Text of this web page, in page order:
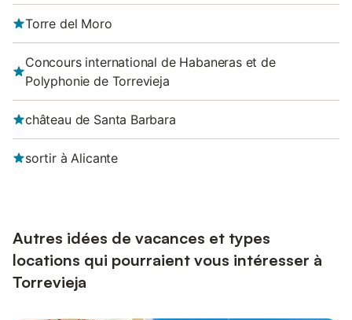
Torre del Moro
Concours international de Habaneras et de
Polyphonie de Torrevieja
château de Santa Barbara
sortir à Alicante
Autres idées de vacances et types
locations qui pourraient vous intéresser à
Torrevieja